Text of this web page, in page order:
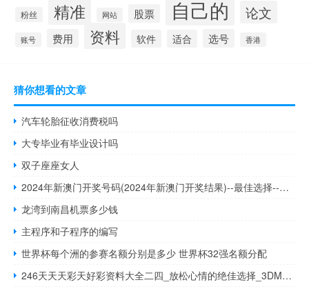
粉丝 精准 网站 股票 自己的 论文
账号 费用 资料 软件 适合 选号 香港
猜你想看的文章
汽车轮胎征收消费税吗
大专毕业有毕业设计吗
双子座座女人
2024年新澳门开奖号码(2024年新澳门开奖结果)--最佳选择--V33.44.68
龙湾到南昌机票多少钱
主程序和子程序的编写
世界杯每个洲的参赛名额分别是多少 世界杯32强名额分配
246天天天彩天好彩资料大全二四_放松心情的绝佳选择_3DM56.01.98